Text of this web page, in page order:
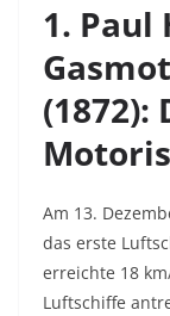
1. Paul
(1872):
Am 13.
das erste
erreichte 18
Luftschiffe